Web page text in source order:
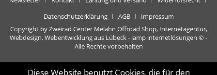
Datenschutzerklärung
AGB
Impressum
Copyright by Zweirad Center Melahn Offroad Shop, Internetagentur,
Webdesign, Webentwicklung aus Lübeck - jamp internetlösungen © -
Alle Rechte vorbehalten
Diese Website benutzt Cookies, die für den